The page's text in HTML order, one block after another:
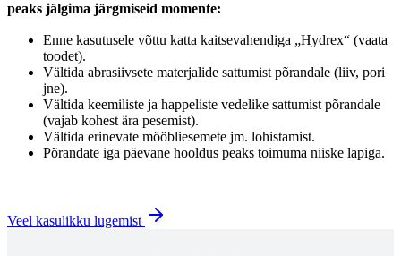
peaks jälgima järgmiseid momente:
Enne kasutusele võttu katta kaitsevahendiga „Hydrex“ (vaata
toodet).
Vältida abrasiivsete materjalide sattumist põrandale (liiv, pori
jne).
Vältida keemiliste ja happeliste vedelike sattumist põrandale
(vajab kohest ära pesemist).
Vältida erinevate mööbliesemete jm. lohistamist.
Põrandate iga päevane hooldus peaks toimuma niiske lapiga.
Veel kasulikku lugemist